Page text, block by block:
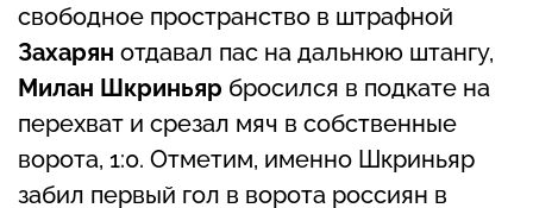
свободное пространство в штрафной
Захарян отдавал пас на дальнюю штангу,
Милан Шкриньяр бросился в подкате на
перехват и срезал мяч в собственные
ворота, 1:0. Отметим, именно Шкриньяр
забил первый гол в ворота россиян в